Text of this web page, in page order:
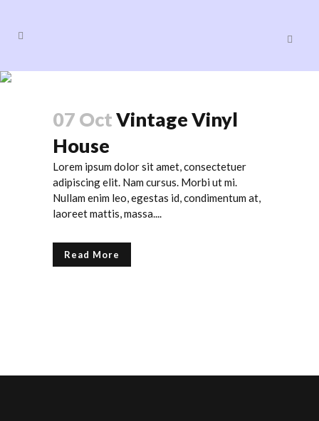
07 OctVintage Vinyl
House
Lorem ipsum dolor sit amet, consectetuer
adipiscing elit. Nam cursus. Morbi ut mi.
Nullam enim leo, egestas id, condimentum at,
laoreet mattis, massa....
Read More